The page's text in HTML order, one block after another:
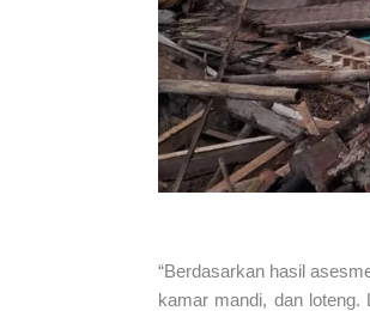
“Berdasarkan hasil
kamar mandi, dan